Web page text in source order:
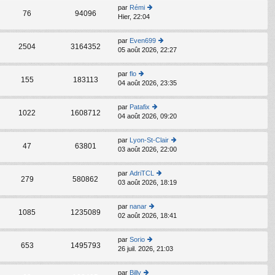
le
d
er
ni
er
e
s
s
e
76 94096
par Rémi
o
ult
er
le
er
er
m
e
s
s
a
e
Hier, 22:04
2504 3164352
par Even699
o
er
le
er
er
m
e
s
s
a
e
05 août 2026, 22:27
155 183113
par flo
o
ult
er
le
d
er
er
m
e
s
a
e
04 août 2026, 23:35
1022 1608712
par Patafix
o
ult
er
le
er
er
m
e
s
a
g
e
04 août 2026, 09:20
47 63801
par Lyon-St-Clair
o
er
le
er
er
e
s
03 août 2026, 22:00
279 580862
par AdriTCL
o
er
le
er
er
03 août 2026, 18:19
1085 1235089
par nanar
o
ult
er
le
02 août 2026, 18:41
653 1495793
par Sorio
o
26 juil. 2026, 21:03
par Billy